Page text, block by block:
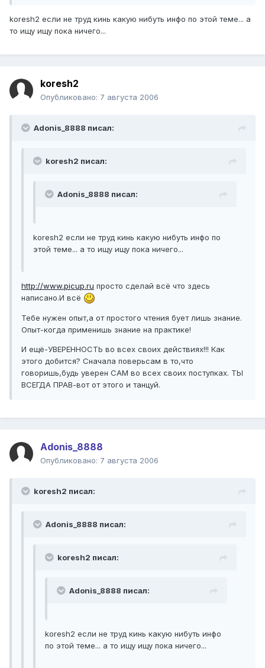
koresh2 если не труд кинь какую нибуть инфо по этой теме... а
то ищу ищу пока ничего...
koresh2
Опубликовано: 7 августа 2006
Adonis_8888 писал:
koresh2 писал:
Adonis_8888 писал:
koresh2 если не труд кинь какую нибуть инфо по
этой теме... а то ищу ищу пока ничего...
http://www.picup.ru просто сделай всё что здесь
написано.И всё
Тебе нужен опыт,а от простого чтения бует лишь знание.
Опыт-когда применишь знание на практике!
И ещё-УВЕРЕННОСТЬ во всех своих действиях!!! Как
этого добится? Сначала поверьсам в то,что
говоришь,будь уверен САМ во всех своих поступках. ТЫ
ВСЕГДА ПРАВ-вот от этого и танцуй.
Adonis_8888
Опубликовано: 7 августа 2006
koresh2 писал:
Adonis_8888 писал:
koresh2 писал:
Adonis_8888 писал:
koresh2 если не труд кинь какую нибуть инфо
по этой теме... а то ищу ищу пока ничего...